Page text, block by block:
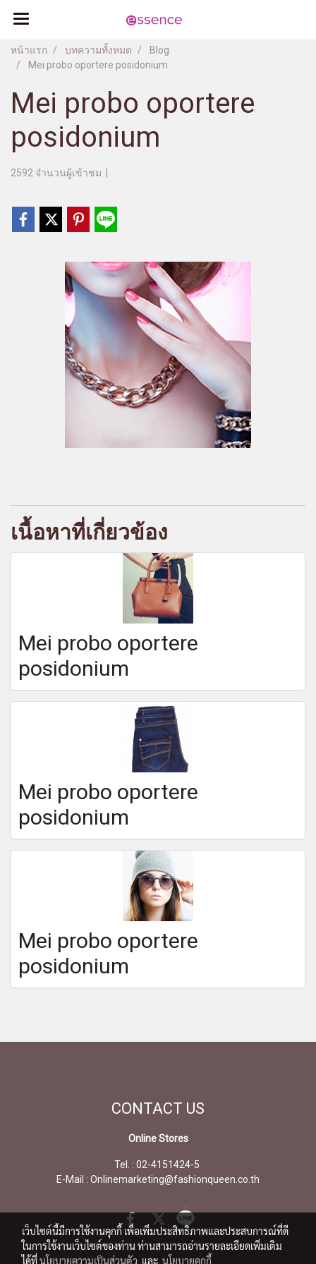
หน้าแรก บทความทั้งหมด
Blog
Mei probo oportere posidonium
Mei probo oportere
posidonium
2592 จำนวนผู้เข้าชม
เนื้อหาที่เกี่ยวข้อง
Mei probo oportere
posidonium
Mei probo oportere
posidonium
Mei probo oportere
posidonium
CONTACT US
Online Stores
Tel. : 02-4151424-5
E-Mail : Onlinemarketing@fashionqueen.co.th
เว็บไซต์นี้มีการใช้งานคุกกี้ เพื่อเพิ่มประสิทธิภาพและประสบการณ์ที่ดี
ในการใช้งานเว็บไซต์ของท่าน ท่านสามารถอ่านรายละเอียดเพิ่มเติม
ได้ที่นโยบายความเป็นส่วนตัว และ นโยบายคุกกี้